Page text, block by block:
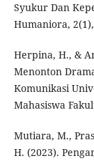
Syukur Dan
Humaniora,
Herpina, H., &
Menonton
Komunikasi
Mahasiswa
Mutiara, M.,
H. (2023).